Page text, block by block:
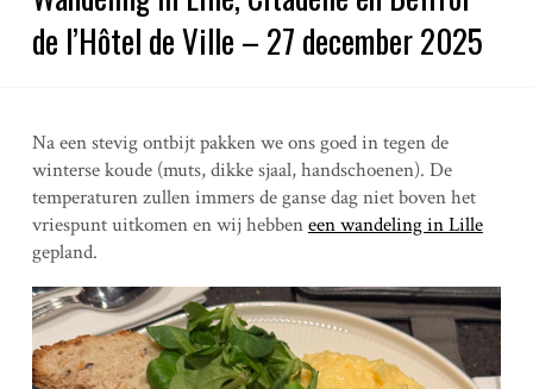
de l’Hôtel de Ville – 27 december 2025
Na een stevig ontbijt pakken we ons goed in tegen de
winterse koude (muts, dikke sjaal, handschoenen). De
temperaturen zullen immers de ganse dag niet boven het
vriespunt uitkomen en wij hebbeneen wandeling in Lille
gepland.